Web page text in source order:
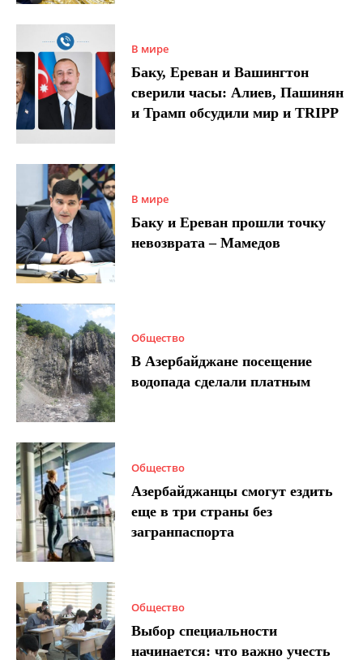
В мире
Баку, Ереван и Вашингтон
сверили часы: Алиев, Пашинян
и Трамп обсудили мир и TRIPP
В мире
Баку и Ереван прошли точку
невозврата – Мамедов
Общество
В Азербайджане посещение
водопада сделали платным
Общество
Азербайджанцы смогут ездить
еще в три страны без
загранпаспорта
Общество
Выбор специальности
начинается: что важно учесть